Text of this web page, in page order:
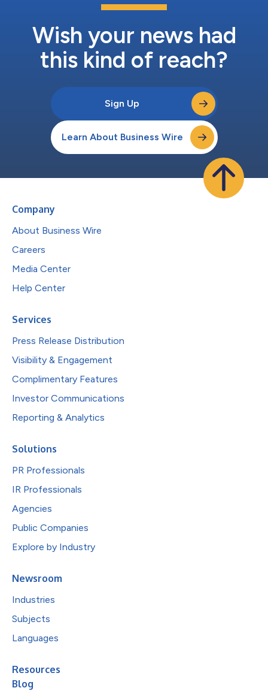
Wish your news had
this kind of reach?
Sign Up
Learn About Business Wire
Company
About Business Wire
Careers
Media Center
Help Center
Services
Press Release Distribution
Visibility & Engagement
Complimentary Features
Investor Communications
Reporting & Analytics
Solutions
PR Professionals
IR Professionals
Agencies
Public Companies
Explore by Industry
Newsroom
Industries
Subjects
Languages
Resources
Blog